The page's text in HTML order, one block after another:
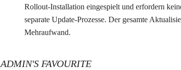
Rollout-Installation eingespielt und erfordern
separate Update-Prozesse. Der gesamte
Mehraufwand.
ADMIN'S FAVOURITE